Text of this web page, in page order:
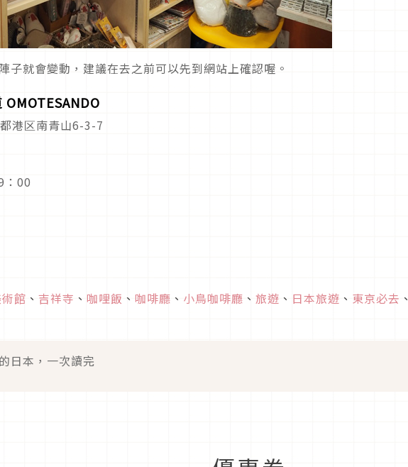
子就會變動，建議在去之前可以先到網站上確認喔。
港区南青山6-3-7
：00
館 、 吉祥寺 、 咖哩飯 、 咖啡廳 、 小鳥咖啡廳 、 旅遊 、 日本旅遊 、 東京必去
日本，一次讀完